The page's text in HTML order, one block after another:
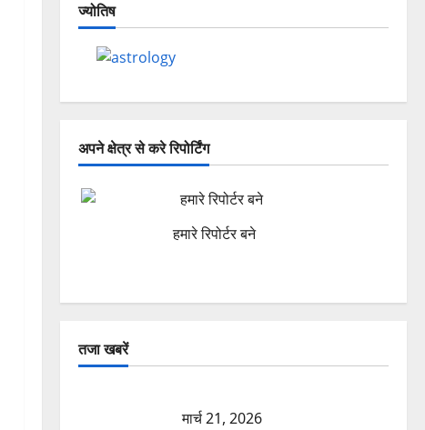
ज्योतिष
अपने क्षेत्र से करे रिपोर्टिंग
हमारे रिपोर्टर बने
तजा खबरें
मार्च 21, 2026